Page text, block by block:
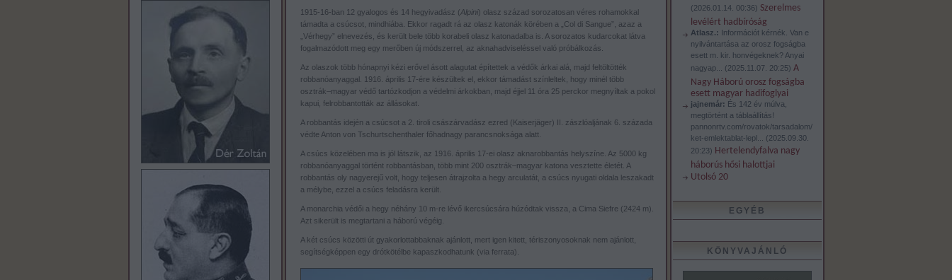
1915-16-ban 12 gyalogos és 14 hegyivadász (Alpini) olasz század sorozatosan véres rohamokkal
támadta a csúcsot, mindhiába. Ekkor ragadt rá az olasz katonák körében a „Col di Sangue”, azaz a
„Vérhegy” elnevezés, és került bele több korabeli olasz katonadalba is. A sorozatos kudarcokat látva
fogalmazódott meg egy merőben új módszerrel, az aknahadviseléssel való próbálkozás.
Az olaszok több hónapnyi kézi erővel ásott alagutat építettek a védők árkai alá, majd feltöltötték
robbanóanyaggal. 1916. április 17-ére készültek el, ekkor támadást színleltek, hogy minél több
osztrák–magyar védő tartózkodjon a védelmi árkokban, majd éjjel 11 óra 25 perckor megnyíltak a pokol
kapui, felrobbantották az állásokat.
A robbantás idején a csúcsot a 2. tiroli császárvadász ezred (Kaiserjäger) II. zászlóaljának 6. százada
védte Anton von Tschurtschenthaler főhadnagy parancsnoksága alatt.
A csúcs közelében ma is jól látszik, az 1916. április 17-ei olasz aknarobbantás helyszíne. Az 5000 kg
robbanóanyaggal történt robbantásban, több mint 200 osztrák–magyar katona vesztette életét. A
robbantás oly nagyerejű volt, hogy teljesen átrajzolta a hegy arculatát, a csúcs nyugati oldala leszakadt
a mélybe, ezzel a csúcs feladásra került.
A monarchia védői a hegy néhány 10 m-re lévő ikercsúcsára húzódtak vissza, a Cima Siefre (2424 m).
Azt sikerült is megtartani a háború végéig.
A két csúcs közötti út gyakorlottabbaknak ajánlott, mert igen kitett, tériszonyosoknak nem ajánlott,
segítségképpen egy drótkötélbe kapaszkodhatunk (via ferrata).
(2026.01.14. 00:36) Szerelmes
levélért hadbíróság
Atlasz.: Információt kérnék. Van e
nyilvántartása az orosz fogságba
esett m. kir. honvégeknek? Anyai
nagyap...
(2025.11.07. 20:25) A
Nagy Háború orosz fogságba
esett magyar hadifoglyai
jajnemár: És 142 év múlva,
megtörtént a táblaállítás!
pannonrtv.com/rovatok/tarsadalom/
ket-emlektablat-lepl...
(2025.09.30.
20:23) Hertelendyfalva nagy
háborús hősi halottjai
Utolsó 20
EGYÉB
KÖNYVAJÁNLÓ